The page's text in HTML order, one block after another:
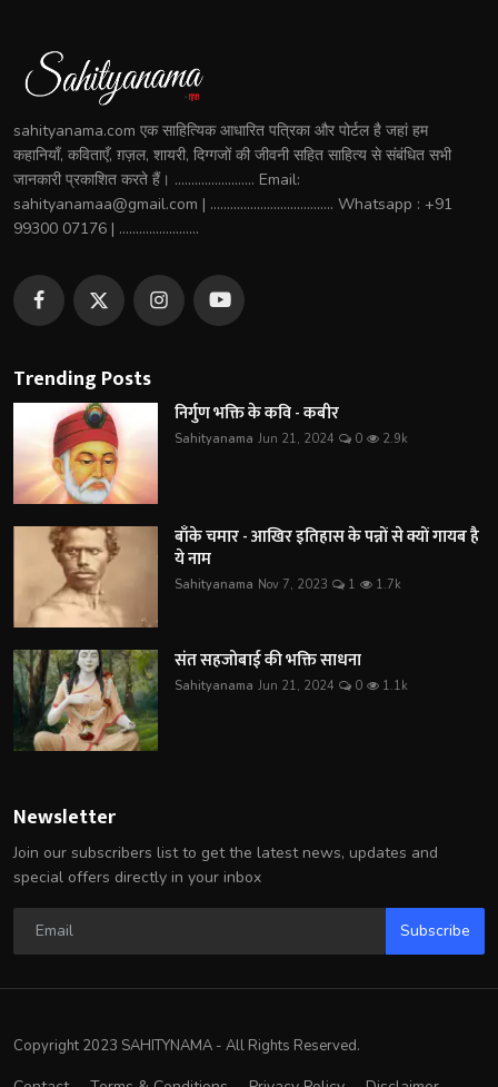
sahityanama.com एक साहित्यिक आधारित पत्रिका और पोर्टल है जहां हम
कहानियाँ, कविताएँ, ग़ज़ल, शायरी, दिग्गजों की जीवनी सहित साहित्य से संबंधित सभी
जानकारी प्रकाशित करते हैं। ........................ Email:
sahityanamaa@gmail.com | ..................................... Whatsapp : +91
99300 07176 | ........................
Trending Posts
निर्गुण भक्ति के कवि - कबीर
Sahityanama Jun 21, 2024 0 2.9k
बाँके चमार - आखिर इतिहास के पन्नों से क्यों गायब है
ये नाम
Sahityanama Nov 7, 2023 1 1.7k
संत सहजोबाई की भक्ति साधना
Sahityanama Jun 21, 2024 0 1.1k
Newsletter
Join our subscribers list to get the latest news, updates and
special offers directly in your inbox
Subscribe
Copyright 2023 SAHITYNAMA - All Rights Reserved.